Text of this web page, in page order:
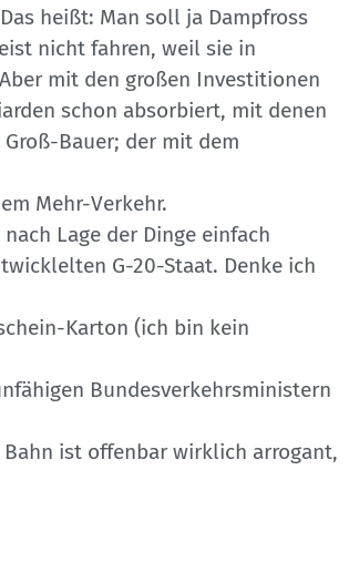
heißt: Man soll ja Dampfross
nicht fahren, weil sie in
mit den großen Investitionen
schon absorbiert, mit denen
Bauer; der mit dem
Mehr-Verkehr.
Lage der Dinge einfach
G-20-Staat. Denke ich
Karton (ich bin kein
Bundesverkehrsministern
Bahn ist offenbar wirklich arrogant,